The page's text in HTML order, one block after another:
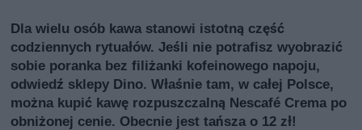
Dla wielu osób kawa stanowi istotną część
codziennych rytuałów. Jeśli nie potrafisz wyobrazić
sobie poranka bez filiżanki kofeinowego napoju,
odwiedź sklepy Dino. Właśnie tam, w całej Polsce,
można kupić kawę rozpuszczalną Nescafé Crema po
obniżonej cenie. Obecnie jest tańsza o 12 zł!